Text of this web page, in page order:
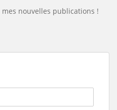
nouvelles publications !